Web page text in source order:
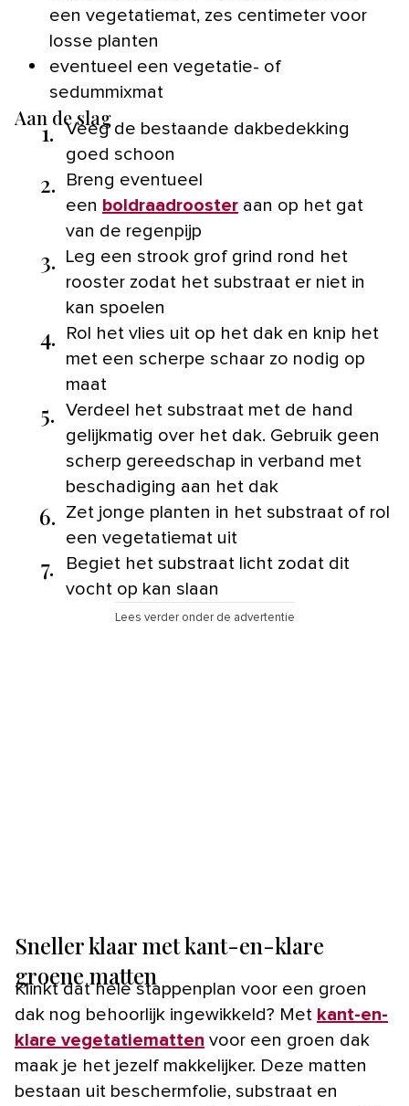
een vegetatiemat, zes centimeter voor
losse planten
eventueel een vegetatie- of
sedummixmat
Aan de slag
1.
Veeg de bestaande dakbedekking
goed schoon
2.
Breng eventueel
een boldraadrooster aan op het gat
van de regenpijp
3.
Leg een strook grof grind rond het
rooster zodat het substraat er niet in
kan spoelen
4.
Rol het vlies uit op het dak en knip het
met een scherpe schaar zo nodig op
maat
5.
Verdeel het substraat met de hand
gelijkmatig over het dak. Gebruik geen
scherp gereedschap in verband met
beschadiging aan het dak
6.
Zet jonge planten in het substraat of rol
een vegetatiemat uit
7.
Begiet het substraat licht zodat dit
vocht op kan slaan
Lees verder onder de advertentie
Sneller klaar met kant-en-klare
groene matten
Klinkt dat hele stappenplan voor een groen
dak nog behoorlijk ingewikkeld? Met kant-en-
klare vegetatiematten voor een groen dak
maak je het jezelf makkelijker. Deze matten
bestaan uit beschermfolie, substraat en